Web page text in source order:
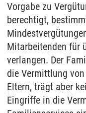
Vorgabe zu
berechtigt,
Mitarbeitenden für
verlangen. Der
die Vermittlung
Eltern, trägt aber
Eingriffe in die